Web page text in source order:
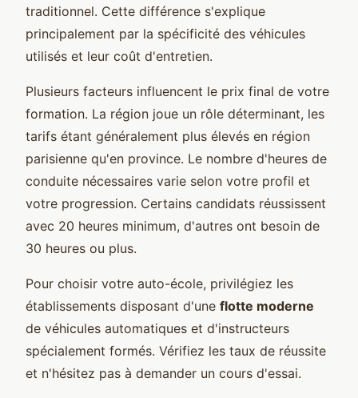
traditionnel. Cette différence s'explique
principalement par la spécificité des véhicules
utilisés et leur coût d'entretien.
Plusieurs facteurs influencent le prix final de votre
formation. La région joue un rôle déterminant, les
tarifs étant généralement plus élevés en région
parisienne qu'en province. Le nombre d'heures de
conduite nécessaires varie selon votre profil et
votre progression. Certains candidats réussissent
avec 20 heures minimum, d'autres ont besoin de
30 heures ou plus.
Pour choisir votre auto-école, privilégiez les
établissements disposant d'une flotte moderne
de véhicules automatiques et d'instructeurs
spécialement formés. Vérifiez les taux de réussite
et n'hésitez pas à demander un cours d'essai.